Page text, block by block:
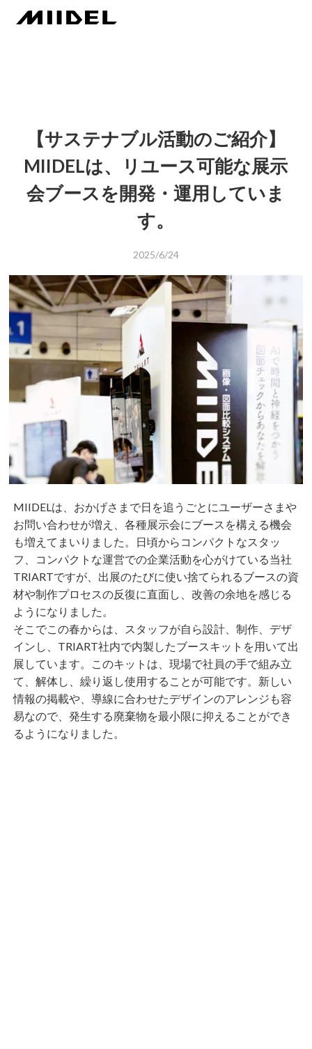
【サステナブル活動のご紹介】
MIIDELは、リユース可能な展示
会ブースを開発・運用していま
す。
2025/6/24
MIIDELは、おかげさまで日を追うごとにユーザーさまや
お問い合わせが増え、各種展示会にブースを構える機会
も増えてまいりました。日頃からコンパクトなスタッ
フ、コンパクトな運営での企業活動を心がけている当社
TRIARTですが、出展のたびに使い捨てられるブースの資
材や制作プロセスの反復に直面し、改善の余地を感じる
ようになりました。
そこでこの春からは、スタッフが自ら設計、制作、デザ
インし、TRIART社内で内製したブースキットを用いて出
展しています。このキットは、現場で社員の手で組み立
て、解体し、繰り返し使用することが可能です。新しい
情報の掲載や、導線に合わせたデザインのアレンジも容
易なので、発生する廃棄物を最小限に抑えることができ
るようになりました。